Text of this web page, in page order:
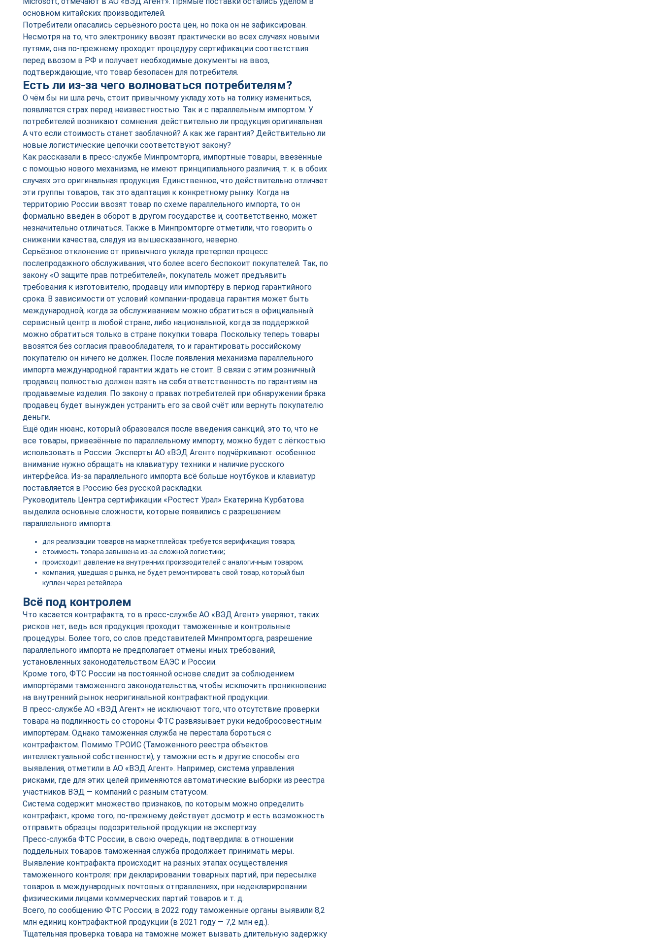
основном китайских производителей.
Потребители опасались серьёзного роста цен, но пока он не зафиксирован.
Несмотря на то, что электронику ввозят практически во всех случаях новыми
путями, она по-прежнему проходит процедуру сертификации соответствия
перед ввозом в РФ и получает необходимые документы на ввоз,
подтверждающие, что товар безопасен для потребителя.
Есть ли из-за чего волноваться потребителям?
О чём бы ни шла речь, стоит привычному укладу хоть на толику измениться,
появляется страх перед неизвестностью. Так и с параллельным импортом. У
потребителей возникают сомнения: действительно ли продукция оригинальная.
А что если стоимость станет заоблачной? А как же гарантия? Действительно ли
новые логистические цепочки соответствуют закону?
Как рассказали в пресс-службе Минпромторга, импортные товары, ввезённые
с помощью нового механизма, не имеют принципиального различия, т. к. в обоих
случаях это оригинальная продукция. Единственное, что действительно отличает
эти группы товаров, так это адаптация к конкретному рынку. Когда на
территорию России ввозят товар по схеме параллельного импорта, то он
формально введён в оборот в другом государстве и, соответственно, может
незначительно отличаться. Также в Минпромторге отметили, что говорить о
снижении качества, следуя из вышесказанного, неверно.
Серьёзное отклонение от привычного уклада претерпел процесс
послепродажного обслуживания, что более всего беспокоит покупателей. Так, по
закону «О защите прав потребителей», покупатель может предъявить
требования к изготовителю, продавцу или импортёру в период гарантийного
срока. В зависимости от условий компании-продавца гарантия может быть
международной, когда за обслуживанием можно обратиться в официальный
сервисный центр в любой стране, либо национальной, когда за поддержкой
можно обратиться только в стране покупки товара. Поскольку теперь товары
ввозятся без согласия правообладателя, то и гарантировать российскому
покупателю он ничего не должен. После появления механизма параллельного
импорта международной гарантии ждать не стоит. В связи с этим розничный
продавец полностью должен взять на себя ответственность по гарантиям на
продаваемые изделия. По закону о правах потребителей при обнаружении брака
продавец будет вынужден устранить его за свой счёт или вернуть покупателю
деньги.
Ещё один нюанс, который образовался после введения санкций, это то, что не
все товары, привезённые по параллельному импорту, можно будет с лёгкостью
использовать в России. Эксперты АО «ВЭД Агент» подчёркивают: особенное
внимание нужно обращать на клавиатуру техники и наличие русского
интерфейса. Из-за параллельного импорта всё больше ноутбуков и клавиатур
поставляется в Россию без русской раскладки.
Руководитель Центра сертификации «Ростест Урал» Екатерина Курбатова
выделила основные сложности, которые появились с разрешением
параллельного импорта:
для реализации товаров на маркетплейсах требуется верификация товара;
стоимость товара завышена из-за сложной логистики;
происходит давление на внутренних производителей с аналогичным товаром;
компания, ушедшая с рынка, не будет ремонтировать свой товар, который был
куплен через ретейлера.
Всё под контролем
Что касается контрафакта, то в пресс-службе АО «ВЭД Агент» уверяют, таких
рисков нет, ведь вся продукция проходит таможенные и контрольные
процедуры. Более того, со слов представителей Минпромторга, разрешение
параллельного импорта не предполагает отмены иных требований,
установленных законодательством ЕАЭС и России.
Кроме того, ФТС России на постоянной основе следит за соблюдением
импортёрами таможенного законодательства, чтобы исключить проникновение
на внутренний рынок неоригинальной контрафактной продукции.
В пресс-службе АО «ВЭД Агент» не исключают того, что отсутствие проверки
товара на подлинность со стороны ФТС развязывает руки недобросовестным
импортёрам. Однако таможенная служба не перестала бороться с
контрафактом. Помимо ТРОИС (Таможенного реестра объектов
интеллектуальной собственности), у таможни есть и другие способы его
выявления, отметили в АО «ВЭД Агент». Например, система управления
рисками, где для этих целей применяются автоматические выборки из реестра
участников ВЭД — компаний с разным статусом.
Система содержит множество признаков, по которым можно определить
контрафакт, кроме того, по-прежнему действует досмотр и есть возможность
отправить образцы подозрительной продукции на экспертизу.
Пресс-служба ФТС России, в свою очередь, подтвердила: в отношении
поддельных товаров таможенная служба продолжает принимать меры.
Выявление контрафакта происходит на разных этапах осуществления
таможенного контроля: при декларировании товарных партий, при пересылке
товаров в международных почтовых отправлениях, при недекларировании
физическими лицами коммерческих партий товаров и т. д.
Всего, по сообщению ФТС России, в 2022 году таможенные органы выявили 8,2
млн единиц контрафактной продукции (в 2021 году — 7,2 млн ед.).
Тщательная проверка товара на таможне может вызвать длительную задержку